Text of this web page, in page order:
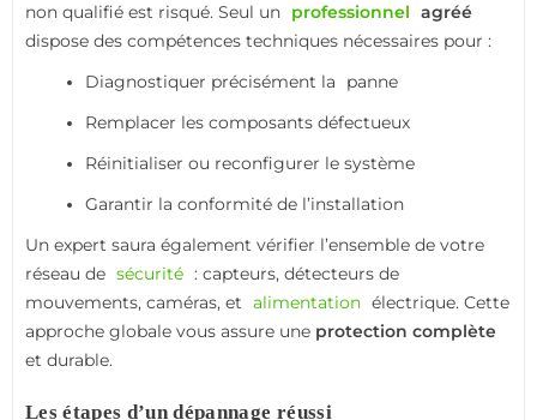
non qualifié est risqué. Seul un professionnel agréé
dispose des compétences techniques nécessaires pour :
Diagnostiquer précisément la
panne
Remplacer les composants défectueux
Réinitialiser ou reconfigurer le système
Garantir la conformité de l’installation
Un expert saura également vérifier l’ensemble de votre
réseau de sécurité : capteurs, détecteurs de
mouvements, caméras, et alimentation électrique. Cette
approche globale vous assure une protection complète
et durable.
Les étapes d’un dépannage réussi